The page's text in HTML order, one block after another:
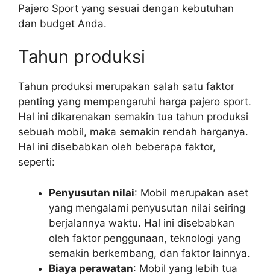
Pajero Sport yang sesuai dengan kebutuhan
dan budget Anda.
Tahun produksi
Tahun produksi merupakan salah satu faktor
penting yang mempengaruhi harga pajero sport.
Hal ini dikarenakan semakin tua tahun produksi
sebuah mobil, maka semakin rendah harganya.
Hal ini disebabkan oleh beberapa faktor,
seperti:
Penyusutan nilai: Mobil merupakan aset
yang mengalami penyusutan nilai seiring
berjalannya waktu. Hal ini disebabkan
oleh faktor penggunaan, teknologi yang
semakin berkembang, dan faktor lainnya.
Biaya perawatan: Mobil yang lebih tua